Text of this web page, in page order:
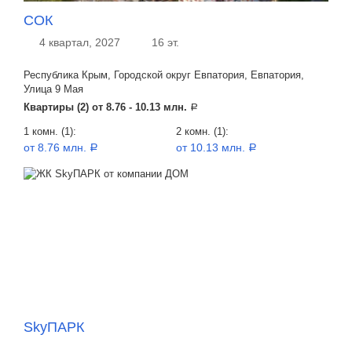
СОК
4 квартал, 2027 16 эт.
Республика Крым, Городской округ Евпатория, Евпатория,
Улица 9 Мая
Квартиры (2) от 8.76 - 10.13 млн. a
1 комн. (1):
от 8.76 млн. a
2 комн. (1):
от 10.13 млн. a
SkyПАРК